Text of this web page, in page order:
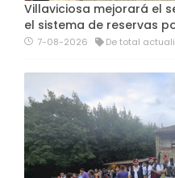
Villaviciosa mejorará el
el sistema de reservas
7-08-2026 De total